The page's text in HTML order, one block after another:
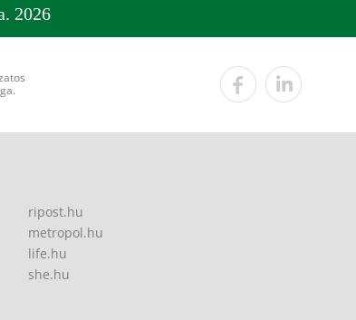
2026
ripost.hu
metropol.hu
life.hu
she.hu